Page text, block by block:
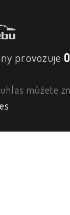
provozuje
můžete
.